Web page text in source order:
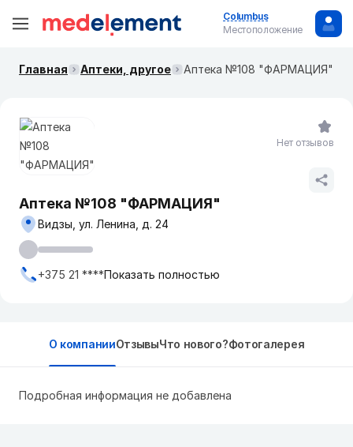
Columbus
Местоположение
Главная Аптеки, другое Аптека №108 "ФАРМАЦИЯ"
Аптека №108 "ФАРМАЦИЯ"
Видзы, ул. Ленина, д. 24
+375 21 ****Показать полностью
Нет отзывов
О компанииОтзывыЧто нового?Фотогалерея
Подробная информация не добавлена